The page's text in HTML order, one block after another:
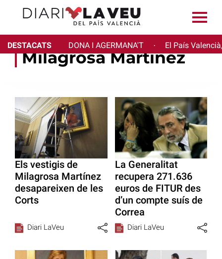
DESTACATS DONA I AGERMANA'T · El País
Milagrosa Martínez
Els vestigis de
Milagrosa Martínez
desapareixen de les
Corts
Diari LaVeu
La Generalitat
recupera 271.636
euros de FITUR des
d’un compte suís de
Correa
Diari LaVeu